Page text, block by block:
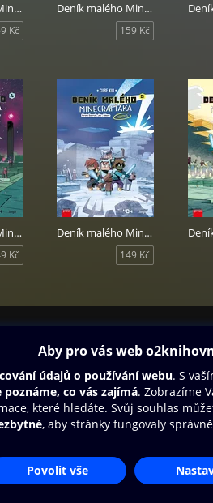
Deník malého Minecrafťáka: komiks komplet 1
Kč
Deník malého Minecrafťáka: komiks
159 Kč
Deník malého Minecrafťáka: komiks 4
Kč
Deník malého Minecrafťáka: komiks 5
149 Kč
Další zábava
Oneplay
Oneplay Originály
Sport
Zásady